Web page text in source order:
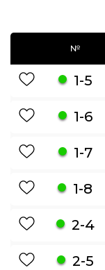
№
1-5
1-6
1-7
1-8
2-4
2-5